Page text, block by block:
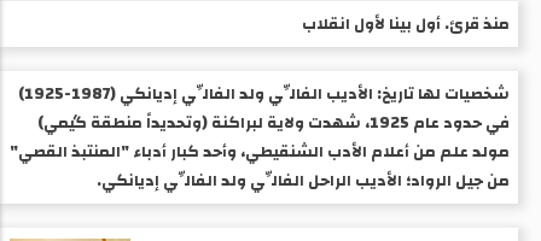
منذ قرئ. أول بينا لأول انقلاب
شخصيات لها تاريخ: الأديب الفالِّي ولد الفالِّي إديانكي (1987-1925) ​
في حدود عام 1925، شهدت ولاية لبراكنة (وتحديداً منطقة گيمي)
مولد علم من أعلام الأدب الشنقيطي، وأحد كبار أدباء "المنتبذ القصي"
من جيل الرواد؛ الأديب الراحل الفالِّي ولد الفالِّي إديانكي.